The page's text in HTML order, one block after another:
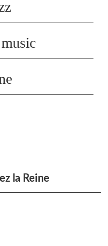
la Reine